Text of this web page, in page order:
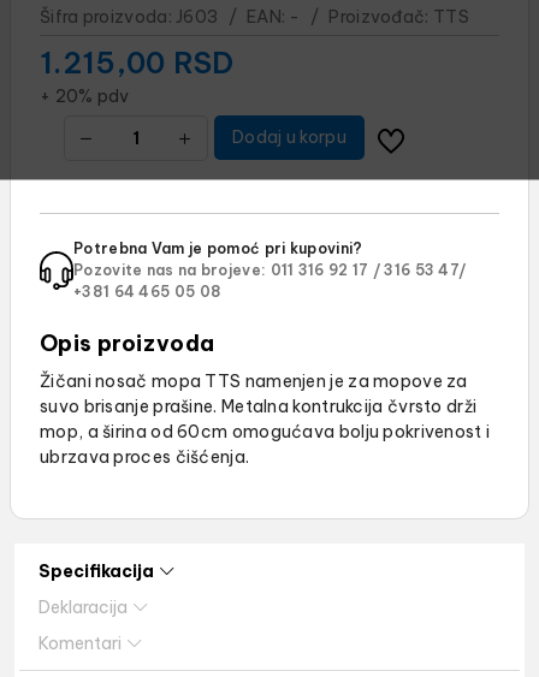
Šifra proizvoda:J603 / EAN: - / Proizvođač: TTS
1.215,00 RSD
+ 20% pdv
Dodaj u korpu
Potrebna Vam je pomoć pri kupovini?
Pozovite nas na brojeve: 011 316 92 17 / 316 53 47/
+381 64 465 05 08
Opis proizvoda
Žičani nosač mopa TTS namenjen je za mopove za
suvo brisanje prašine. Metalna kontrukcija čvrsto drži
mop, a širina od 60cm omogućava bolju pokrivenost i
ubrzava proces čišćenja.
Specifikacija
Deklaracija
Komentari